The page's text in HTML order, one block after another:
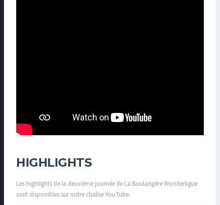
HIGHLIGHTS
Les highlights de la deuxième journée de La Boulangère Wonderligue
sont disponibles sur notre chaîne YouTube.